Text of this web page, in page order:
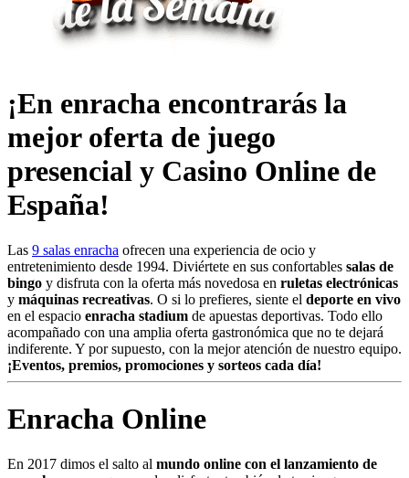
¡En enracha encontrarás la
mejor oferta de juego
presencial y Casino Online de
España!
Las 9 salas enracha ofrecen una experiencia de ocio y
entretenimiento desde 1994. Diviértete en sus confortables salas de
bingo y disfruta con la oferta más novedosa en ruletas electrónicas
y máquinas recreativas. O si lo prefieres, siente el deporte en vivo
en el espacio enracha stadium de apuestas deportivas. Todo ello
acompañado con una amplia oferta gastronómica que no te dejará
indiferente. Y por supuesto, con la mejor atención de nuestro equipo.
¡Eventos, premios, promociones y sorteos cada día!
Enracha Online
En 2017 dimos el salto al mundo online con el lanzamiento de